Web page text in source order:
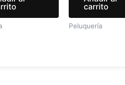
carrito
Peluquería